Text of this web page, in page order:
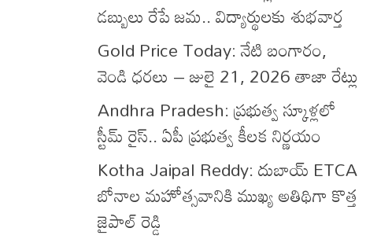
డబ్బులు రేపే జమ.. విద్యార్థులకు శుభవార్త
Gold Price Today: నేటి బంగారం,
వెండి ధరలు – జులై 21, 2026 తాజా రేట్లు
Andhra Pradesh: ప్రభుత్వ స్కూళ్లలో
స్టీమ్ రైస్.. ఏపీ ప్రభుత్వ కీలక నిర్ణయం
Kotha Jaipal Reddy: దుబాయ్ ETCA
బోనాల మహోత్సవానికి ముఖ్య అతిథిగా కొత్త
జైపాల్ రెడ్డి